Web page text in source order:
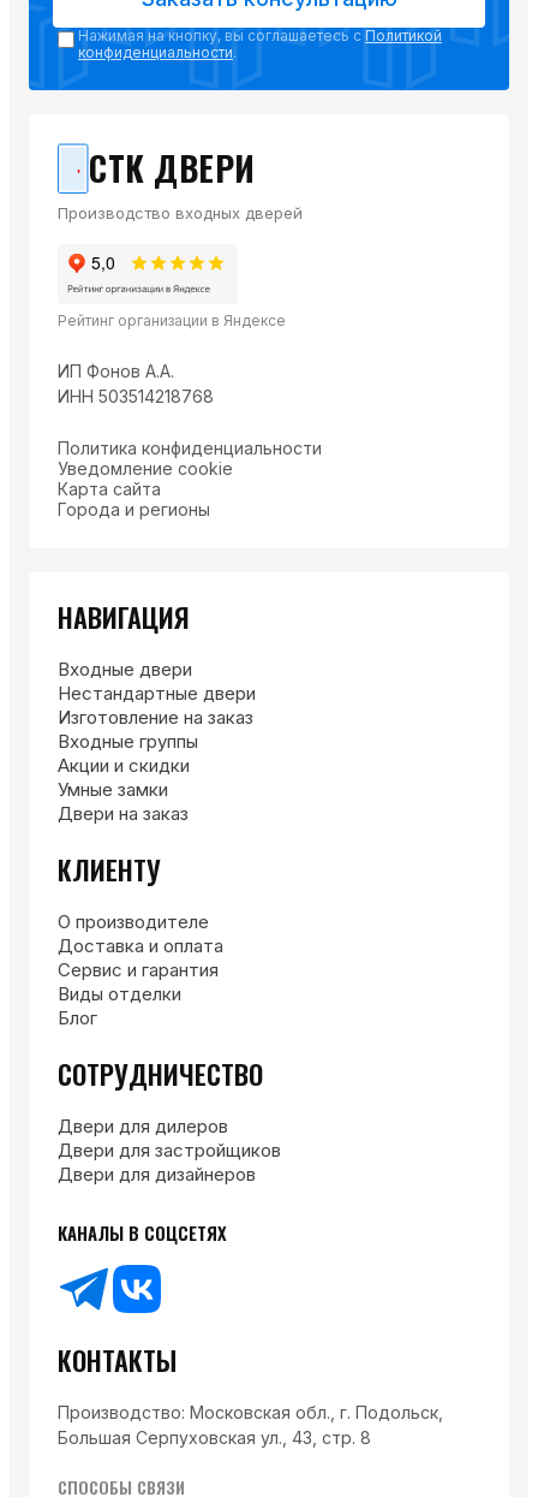
Нажимая на кнопку, вы соглашаетесь с Политикой
конфиденциальности.
СТК ДВЕРИ
Производство входных дверей
Рейтинг организации в Яндексе
ИП Фонов А.А.
ИНН 503514218768
Политика конфиденциальности
Уведомление cookie
Карта сайта
Города и регионы
НАВИГАЦИЯ
Входные двери
Нестандартные двери
Изготовление на заказ
Входные группы
Акции и скидки
Умные замки
Двери на заказ
КЛИЕНТУ
О производителе
Доставка и оплата
Сервис и гарантия
Виды отделки
Блог
СОТРУДНИЧЕСТВО
Двери для дилеров
Двери для застройщиков
Двери для дизайнеров
КАНАЛЫ В СОЦСЕТЯХ
КОНТАКТЫ
Производство: Московская обл., г. Подольск,
Большая Серпуховская ул., 43, стр. 8
СПОСОБЫ СВЯЗИ